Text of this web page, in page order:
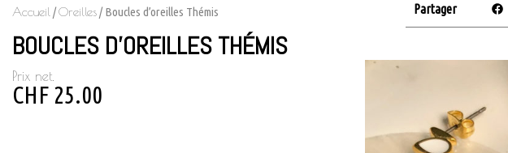
Accueil /Oreilles/ Boucles d’oreilles Thémis
BOUCLES D’OREILLES THÉMIS
Prix net.
CHF 25.00
Partager